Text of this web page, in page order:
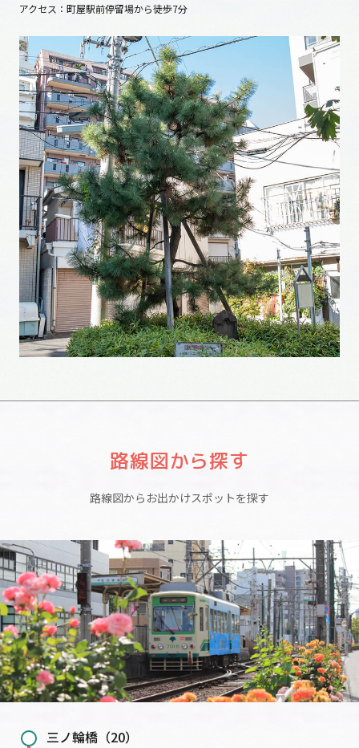
アクセス：町屋駅前停留場から徒歩7分
路線図から探す
路線図からお出かけスポットを探す
三ノ輪橋（20）